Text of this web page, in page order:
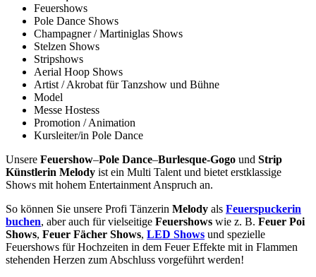
Feuershows
Pole Dance Shows
Champagner / Martiniglas Shows
Stelzen Shows
Stripshows
Aerial Hoop Shows
Artist / Akrobat für Tanzshow und Bühne
Model
Messe Hostess
Promotion / Animation
Kursleiter/in Pole Dance
Unsere Feuershow–Pole Dance–Burlesque-Gogo und Strip
Künstlerin Melody ist ein Multi Talent und bietet erstklassige
Shows mit hohem Entertainment Anspruch an.
So können Sie unsere Profi Tänzerin Melody als Feuerspuckerin
buchen, aber auch für vielseitige Feuershows wie z. B. Feuer Poi
Shows, Feuer Fächer Shows, LED Shows und spezielle
Feuershows für Hochzeiten in dem Feuer Effekte mit in Flammen
stehenden Herzen zum Abschluss vorgeführt werden!